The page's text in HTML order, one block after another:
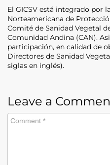
El GICSV está integrado por
Norteamericana de
Comité de Sanidad Vegetal
Comunidad Andina (CAN).
participación, en calidad de
Directores de Sanidad
siglas en inglés).
Leave a